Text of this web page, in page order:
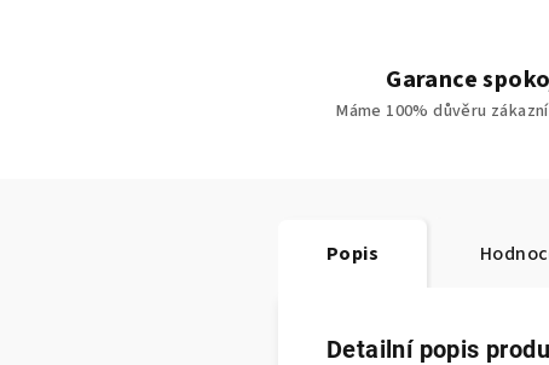
Garance
Máme 100% důvěru
Popis
Detailní popis